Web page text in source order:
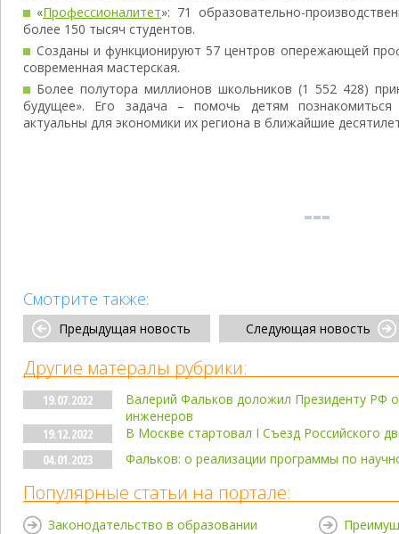
«Профессионалитет»: 71 образовательно-
более 150 тысяч студентов.
Созданы и функционируют 57 центров опережающей
современная мастерская.
Более полутора миллионов школьников (1 552 428)
будущее». Его задача – помочь детям
актуальны для экономики их региона в ближайшие
Смотрите также:
Предыдущая новость Следующая новость
Другие матералы рубрики:
19.07.2022
Валерий Фальков доложил Президенту РФ
инженеров
19.12.2022
В Москве стартовал I Съезд Российского
04.01.2023
Фальков: о реализации программы по
Популярные статьи на портале:
Законодательство в образовании